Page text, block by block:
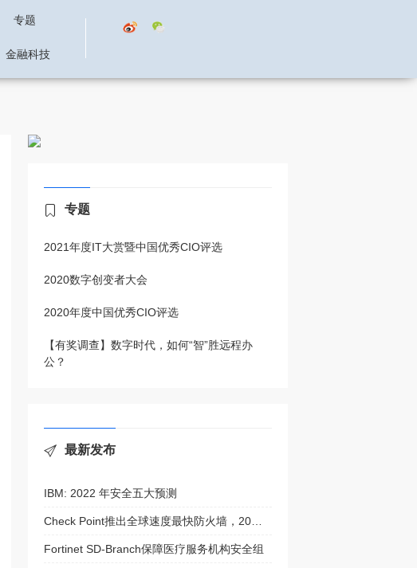
专题
金融科技
专题
2021年度IT大赏暨中国优秀CIO评选
2020数字创变者大会
2020年度中国优秀CIO评选
【有奖调查】数字时代，如何“智”胜远程办
公？
最新发布
IBM: 2022 年安全五大预测
Check Point推出全球速度最快防火墙，20倍于
Fortinet SD-Branch保障医疗服务机构安全组